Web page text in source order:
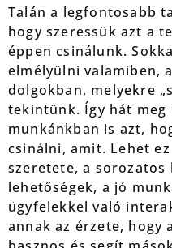
Talán a legfontosabb
hogy szeressük azt a
éppen csinálunk.
elmélyülni valamiben,
dolgokban, melyekre
tekintünk. Így hát
munkánkban is azt,
csinálni, amit. Lehet
szeretete, a sorozatos
lehetőségek, a jó
ügyfelekkel való
annak az érzete, hogy